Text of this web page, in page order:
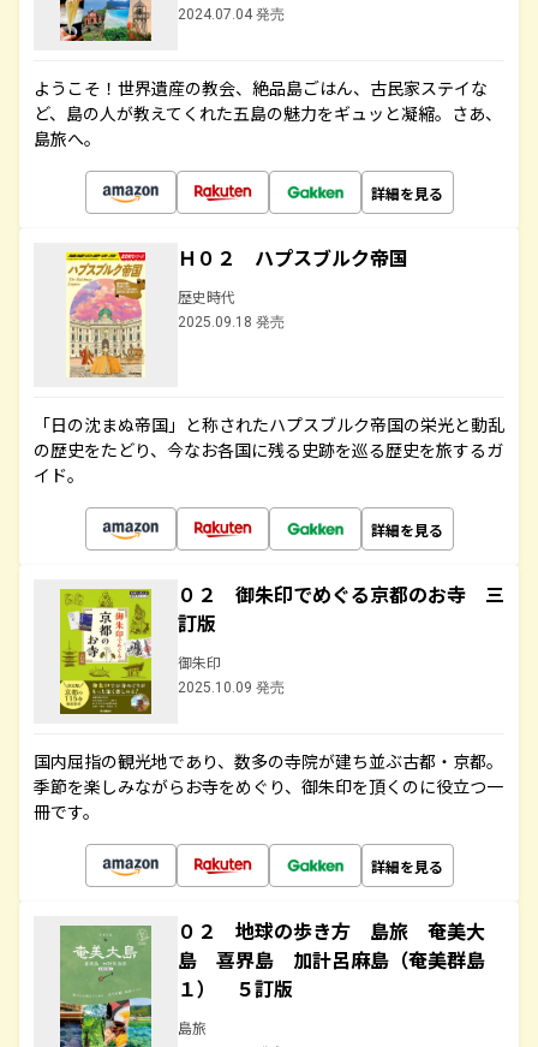
2024.07.04 発売
ようこそ！世界遺産の教会、絶品島ごはん、古民家ステイな
ど、島の人が教えてくれた五島の魅力をギュッと凝縮。さあ、
島旅へ。
詳細を見る
Ｈ０２ ハプスブルク帝国
歴史時代
2025.09.18 発売
「日の沈まぬ帝国」と称されたハプスブルク帝国の栄光と動乱
の歴史をたどり、今なお各国に残る史跡を巡る歴史を旅するガ
イド。
詳細を見る
０２ 御朱印でめぐる京都のお寺 三
訂版
御朱印
2025.10.09 発売
国内屈指の観光地であり、数多の寺院が建ち並ぶ古都・京都。
季節を楽しみながらお寺をめぐり、御朱印を頂くのに役立つ一
冊です。
詳細を見る
０２ 地球の歩き方 島旅 奄美大
島 喜界島 加計呂麻島（奄美群島
１） ５訂版
島旅